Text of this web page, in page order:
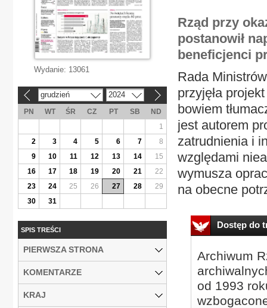
Rząd przy
postanowił
beneficjenci
Rada
przyjęła
bowiem
jest autorem
zatrudnienia i
względami
wymusza
na obecne
Dostęp do
Archiwum
od 1993
Wydanie: 13061
grudzień 2024
PN WT ŚR CZ PT SB
ND
1
2
3 4 5 6 7
8
9
10 11 12 13 14
15
16
17 18 19 20 21
22
23
24 25 26 27 28
29
30
31
SPIS TREŚCI
PIERWSZA STRONA
KOMENTARZE
KRAJ